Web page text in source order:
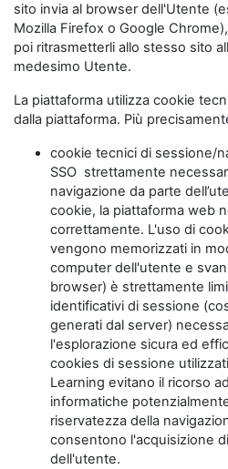
sito invia al browser dell'Utente
Mozilla Firefox o Google
poi ritrasmetterli allo stesso sito
medesimo Utente.
La piattaforma utilizza cookie
dalla piattaforma. Più
cookie tecnici di sessione/
SSO strettamente
navigazione da parte
cookie, la piattaforma web
correttamente. L'uso di
vengono memorizzati in
computer dell'utente e
browser) è strettamente
identificativi di sessione
generati dal server)
l'esplorazione sicura ed
cookies di sessione
Learning evitano il ricorso
informatiche
riservatezza della
consentono l'acquisizione
dell'utente.